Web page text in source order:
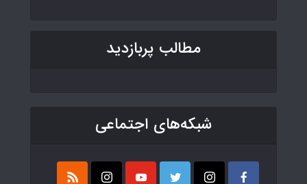
مطالب پربازدید
شبکه‌های اجتماعی